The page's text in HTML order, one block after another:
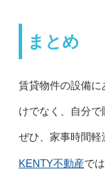
まとめ
賃貸物件の設備
けでなく、自分で
ぜひ、家事時間軽
KENTY不動産で